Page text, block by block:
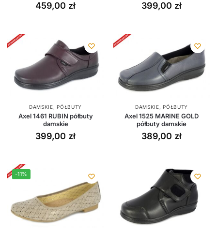
459,00 zł 399,00 zł
DAMSKIE, PÓŁBUTY
Axel 1461 RUBIN półbuty
damskie
399,00 zł
DAMSKIE, PÓŁBUTY
Axel 1525 MARINE GOLD
półbuty damskie
389,00 zł
-11%